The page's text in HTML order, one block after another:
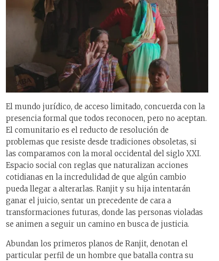
El mundo jurídico, de acceso limitado, concuerda con la
presencia formal que todos reconocen, pero no aceptan.
El comunitario es el reducto de resolución de
problemas que resiste desde tradiciones obsoletas, si
las comparamos con la moral occidental del siglo XXI.
Espacio social con reglas que naturalizan acciones
cotidianas en la incredulidad de que algún cambio
pueda llegar a alterarlas. Ranjit y su hija intentarán
ganar el juicio, sentar un precedente de cara a
transformaciones futuras, donde las personas violadas
se animen a seguir un camino en busca de justicia.
Abundan los primeros planos de Ranjit, denotan el
particular perfil de un hombre que batalla contra su